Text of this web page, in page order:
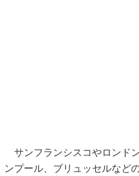
サンフランシスコやロンド
ンプール、ブリュッセルなど